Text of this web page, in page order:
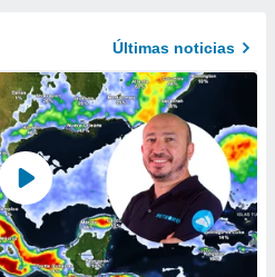
Últimas noticias